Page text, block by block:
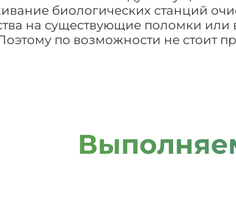
биологических станций
на существующие поломки
по возможности не стоит